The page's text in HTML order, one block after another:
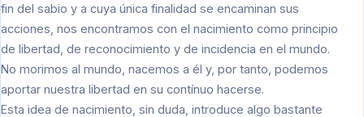
fin del sabio y a cuya única finalidad se encaminan sus
acciones, nos encontramos con el nacimiento como principio
de libertad, de reconocimiento y de incidencia en el mundo.
No morimos al mundo, nacemos a él y, por tanto, podemos
aportar nuestra libertad en su contínuo hacerse.
Esta idea de nacimiento, sin duda, introduce algo bastante